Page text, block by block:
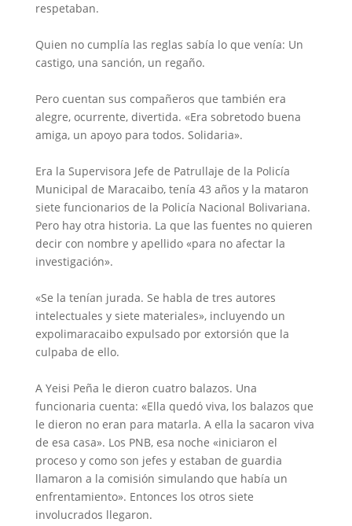
respetaban.
Quien no cumplía las reglas sabía lo que venía: Un
castigo, una sanción, un regaño.
Pero cuentan sus compañeros que también era
alegre, ocurrente, divertida. «Era sobretodo buena
amiga, un apoyo para todos. Solidaria».
Era la Supervisora Jefe de Patrullaje de la Policía
Municipal de Maracaibo, tenía 43 años y la mataron
siete funcionarios de la Policía Nacional Bolivariana.
Pero hay otra historia. La que las fuentes no quieren
decir con nombre y apellido «para no afectar la
investigación».
«Se la tenían jurada. Se habla de tres autores
intelectuales y siete materiales», incluyendo un
expolimaracaibo expulsado por extorsión que la
culpaba de ello.
A Yeisi Peña le dieron cuatro balazos. Una
funcionaria cuenta: «Ella quedó viva, los balazos que
le dieron no eran para matarla. A ella la sacaron viva
de esa casa». Los PNB, esa noche «iniciaron el
proceso y como son jefes y estaban de guardia
llamaron a la comisión simulando que había un
enfrentamiento». Entonces los otros siete
involucrados llegaron.